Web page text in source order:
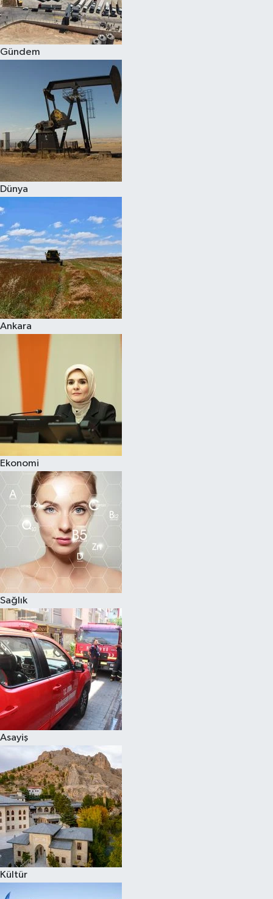
Gündem
Dünya
Ankara
Ekonomi
Sağlık
Asayiş
Kültür
Spor
Burç Yorumları
Çocuk
Eğitim
Hava Durumu
Kadın
Kültür Sanat
Sağlık
Siyaset
Teknoloji
Televizyon
Yaşam-Çevre